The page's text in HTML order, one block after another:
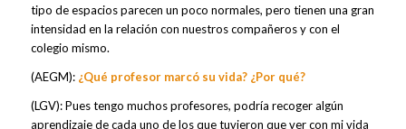
tipo de espacios parecen un poco normales, pero tienen una gran
intensidad en la relación con nuestros compañeros y con el
colegio mismo.
(AEGM): ¿Qué profesor marcó su vida? ¿Por qué?
(LGV): Pues tengo muchos profesores, podría recoger algún
aprendizaje de cada uno de los que tuvieron que ver con mi vida